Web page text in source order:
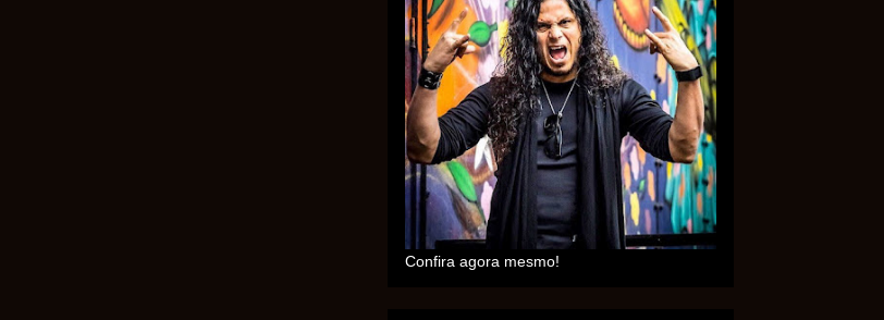
Confira agora mesmo!